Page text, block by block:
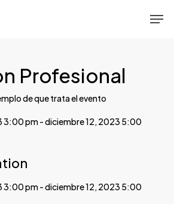
Profesional
de que trata el evento
3:00 pm - diciembre 12, 2023 5:00
3:00 pm - diciembre 12, 2023 5:00